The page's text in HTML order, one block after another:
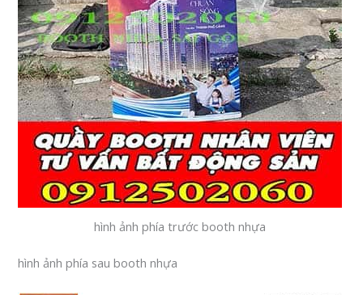
hình ảnh phía trước booth nhựa
hình ảnh phía sau booth nhựa